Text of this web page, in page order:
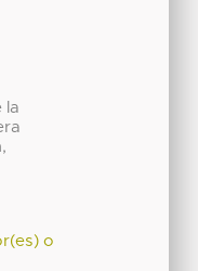
la
o